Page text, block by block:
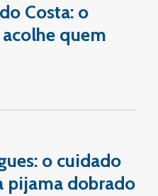
Costa: o
quem
o cuidado
pijama dobrado